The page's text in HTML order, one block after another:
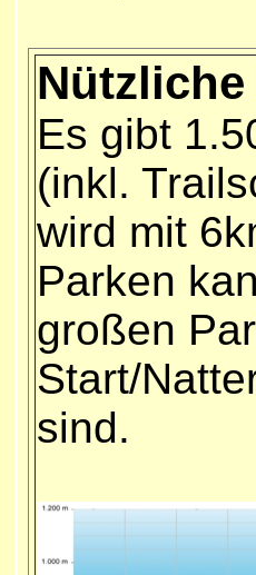
Es gibt
(inkl.
wird mit
Parken
großen
Start/
sind.